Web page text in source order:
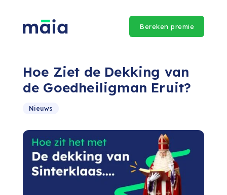
Bereken premie
Hoe Ziet de Dekking van
de Goedheiligman Eruit?
Nieuws